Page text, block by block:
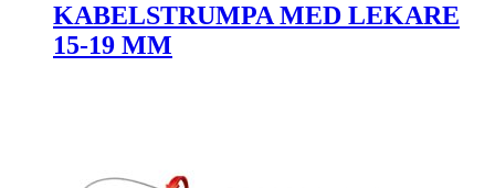
KABELSTRUMPA MED LEKARE
15-19 MM